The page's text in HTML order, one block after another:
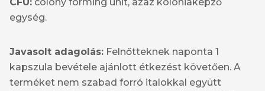
egység.
Javasolt adagolás: Felnőtteknek naponta 1
kapszula bevétele ajánlott étkezést követően. A
terméket nem szabad forró italokkal együtt